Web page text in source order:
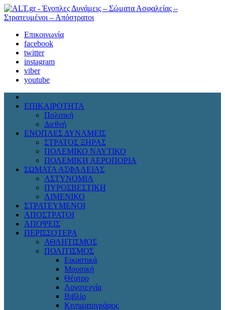
Επικοινωνία
facebook
twitter
instagram
viber
youtube
ΕΠΙΚΑΙΡΟΤΗΤΑ
Πολιτική
Διεθνή
ΕΝΟΠΛΕΣ ΔΥΝΑΜΕΙΣ
ΣΤΡΑΤΟΣ ΞΗΡΑΣ
ΠΟΛΕΜΙΚΟ ΝΑΥΤΙΚΟ
ΠΟΛΕΜΙΚΗ ΑΕΡΟΠΟΡΙΑ
ΣΩΜΑΤΑ ΑΣΦΑΛΕΙΑΣ
ΑΣΤΥΝΟΜΙΑ
ΠΥΡΟΣΒΕΣΤΙΚΗ
ΛΙΜΕΝΙΚΟ
ΣΤΡΑΤΕΥΜΕΝΟΙ
ΑΠΟΣΤΡΑΤΟΙ
ΑΠΟΨΕΙΣ
ΠΕΡΙΣΣΟΤΕΡΑ
ΑΘΛΗΤΙΣΜΟΣ
ΠΟΛΙΤΙΣΜΟΣ
Εικαστικά
Μουσική
Θέατρο
Λογοτεχνία
Βιβλίο
Κινηματογράφος